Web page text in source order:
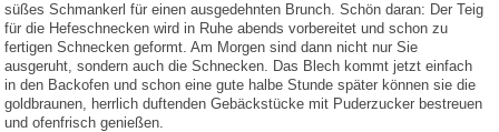
süßes Schmankerl für einen ausgedehnten Brunch. Schön daran: Der Teig
für die Hefeschnecken wird in Ruhe abends vorbereitet und schon zu
fertigen Schnecken geformt. Am Morgen sind dann nicht nur Sie
ausgeruht, sondern auch die Schnecken. Das Blech kommt jetzt einfach
in den Backofen und schon eine gute halbe Stunde später können sie die
goldbraunen, herrlich duftenden Gebäckstücke mit Puderzucker bestreuen
und ofenfrisch genießen.